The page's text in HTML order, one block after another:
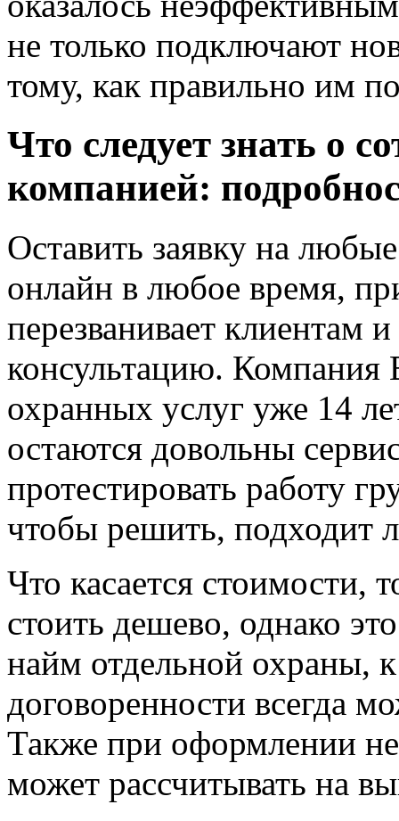
не только подключают
тому, как правильно им
Что следует знать о
компанией:
Оставить заявку на
онлайн в любое время,
перезванивает клиентам
консультацию. Компания
охранных услуг уже 14
остаются довольны
протестировать работу
чтобы решить, подходит
Что касается стоимости,
стоить дешево, однако
найм отдельной охраны,
договоренности всегда
Также при оформлении
может рассчитывать на